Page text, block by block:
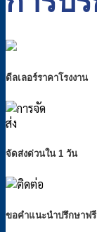
ดีลเลอร์ราคาโรงงาน
จัดส่งด่วนใน 1 วัน
ขอคำแนะนำปรึกษาฟรี